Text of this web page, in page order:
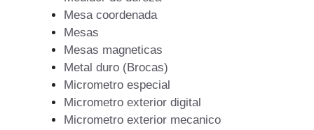
Mesa coordenada
Mesas
Mesas magneticas
Metal duro (Brocas)
Micrometro especial
Micrometro exterior digital
Micrometro exterior mecanico